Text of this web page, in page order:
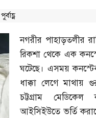
নগরীর পাহাড়তলীর
রিকশা থেকে এক
ঘটেছে। এসময়
ধাক্কা লেগে মাথায়
চট্টগ্রাম
আইসিইউতে ভর্তি